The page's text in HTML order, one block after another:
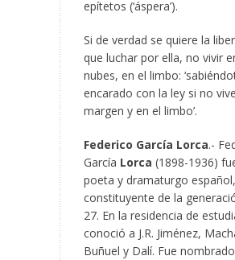
epítetos (‘áspera’).
Si de verdad se quiere la
que luchar por ella, no vivir
nubes, en el limbo:
encarado con la ley si no
margen y en el limbo’.
Federico García Lorca.-
García Lorca (1898-1936)
poeta y dramaturgo español,
constituyente de la
27. En la residencia de
conoció a J.R. Jiménez,
Buñuel y Dalí. Fue nombrado